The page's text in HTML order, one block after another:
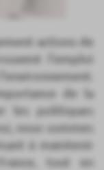
actions de
l'emploi
de la
les politiques
nous sommes
à maintenir
tout en